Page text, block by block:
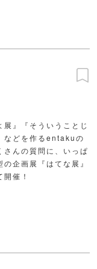
展』『そういうことじ
などを作るentakuの
さんの質問に、いっぱ
企画展『はてな展』
催！